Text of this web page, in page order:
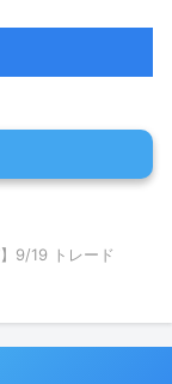
】9/19 トレード